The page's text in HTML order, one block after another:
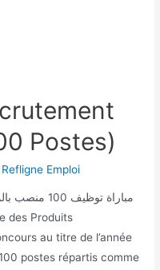
Postes)
Refligne Emploi
مباراة
au titre de l’année
postes répartis comme